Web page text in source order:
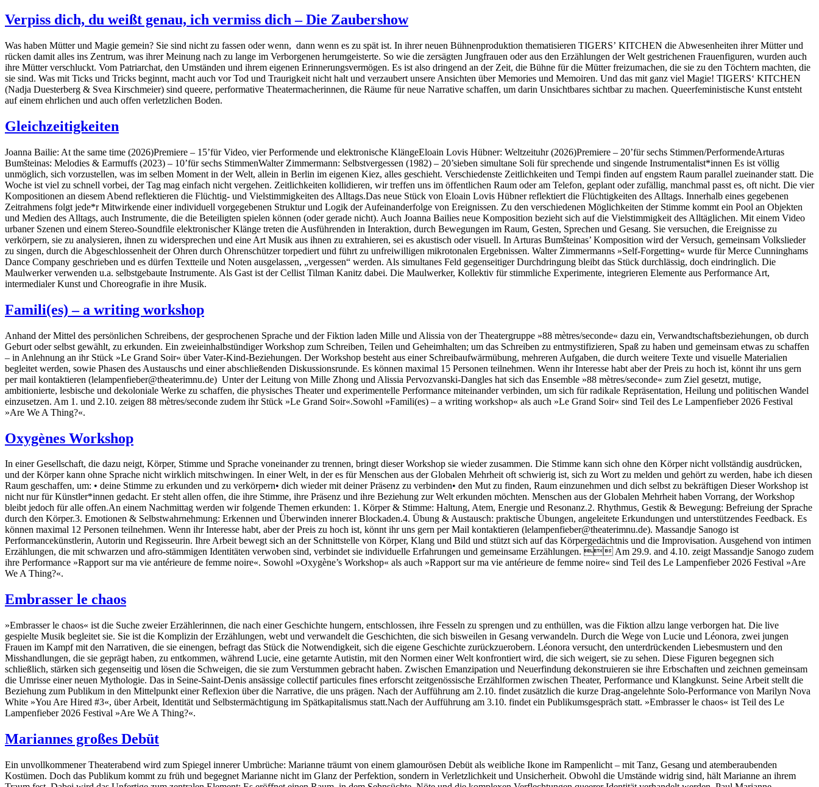
Verpiss dich, du weißt genau, ich vermiss dich – Die Zaubershow
Was haben Mütter und Magie gemein? Sie sind nicht zu fassen oder wenn, dann wenn es zu spät ist. In ihrer neuen Bühnenproduktion thematisieren TIGERS’ KITCHEN die Abwesenheiten ihrer Mütter und
rücken damit alles ins Zentrum, was ihrer Meinung nach zu lange im Verborgenen herumgeisterte. So wie die zersägten Jungfrauen oder aus den Erzählungen der Welt gestrichenen Frauenfiguren, wurden auch
ihre Mütter verschluckt. Vom Patriarchat, den Umständen und ihrem eigenen Erinnerungsvermögen. Es ist also dringend an der Zeit, die Bühne für die Mütter freizumachen, die sie zu den Töchtern machten, die
sie sind. Was mit Ticks und Tricks beginnt, macht auch vor Tod und Traurigkeit nicht halt und verzaubert unsere Ansichten über Memories und Memoiren. Und das mit ganz viel Magie! TIGERS‘ KITCHEN
(Nadja Duesterberg & Svea Kirschmeier) sind queere, performative Theatermacherinnen, die Räume für neue Narrative schaffen, um darin Unsichtbares sichtbar zu machen. Queerfeministische Kunst entsteht
auf einem ehrlichen und auch offen verletzlichen Boden.
Gleichzeitigkeiten
Joanna Bailie: At the same time (2026)Premiere – 15’für Video, vier Performende und elektronische KlängeEloain Lovis Hübner: Weltzeituhr (2026)Premiere – 20’für sechs Stimmen/PerformendeArturas
Bumšteinas: Melodies & Earmuffs (2023) – 10’für sechs StimmenWalter Zimmermann: Selbstvergessen (1982) – 20’sieben simultane Soli für sprechende und singende Instrumentalist*innen Es ist völlig
unmöglich, sich vorzustellen, was im selben Moment in der Welt, allein in Berlin im eigenen Kiez, alles geschieht. Verschiedenste Zeitlichkeiten und Tempi finden auf engstem Raum parallel zueinander statt. Die
Woche ist viel zu schnell vorbei, der Tag mag einfach nicht vergehen. Zeitlichkeiten kollidieren, wir treffen uns im öffentlichen Raum oder am Telefon, geplant oder zufällig, manchmal passt es, oft nicht. Die vier
Kompositionen an diesem Abend reflektieren die Flüchtig- und Vielstimmigkeiten des Alltags.Das neue Stück von Eloain Lovis Hübner reflektiert die Flüchtigkeiten des Alltags. Innerhalb eines gegebenen
Zeitrahmens folgt jede*r Mitwirkende einer individuell vorgegebenen Struktur und Logik der Aufeinanderfolge von Ereignissen. Zu den verschiedenen Möglichkeiten der Stimme kommt ein Pool an Objekten
und Medien des Alltags, auch Instrumente, die die Beteiligten spielen können (oder gerade nicht). Auch Joanna Bailies neue Komposition bezieht sich auf die Vielstimmigkeit des Alltäglichen. Mit einem Video
urbaner Szenen und einem Stereo-Soundfile elektronischer Klänge treten die Ausführenden in Interaktion, durch Bewegungen im Raum, Gesten, Sprechen und Gesang. Sie versuchen, die Ereignisse zu
verkörpern, sie zu analysieren, ihnen zu widersprechen und eine Art Musik aus ihnen zu extrahieren, sei es akustisch oder visuell. In Arturas Bumšteinas’ Komposition wird der Versuch, gemeinsam Volkslieder
zu singen, durch die Abgeschlossenheit der Ohren durch Ohrenschützer torpediert und führt zu unfreiwilligen mikrotonalen Ergebnissen. Walter Zimmermanns »Self-Forgetting« wurde für Merce Cunninghams
Dance Company geschrieben und es dürfen Textteile und Noten ausgelassen, „vergessen“ werden. Als simultanes Feld gegenseitiger Durchdringung bleibt das Stück durchlässig, doch eindringlich. Die
Maulwerker verwenden u.a. selbstgebaute Instrumente. Als Gast ist der Cellist Tilman Kanitz dabei. Die Maulwerker, Kollektiv für stimmliche Experimente, integrieren Elemente aus Performance Art,
intermedialer Kunst und Choreografie in ihre Musik.
Famili(es) – a writing workshop
Anhand der Mittel des persönlichen Schreibens, der gesprochenen Sprache und der Fiktion laden Mille und Alissia von der Theatergruppe »88 mètres/seconde« dazu ein, Verwandtschaftsbeziehungen, ob durch
Geburt oder selbst gewählt, zu erkunden. Ein zweieinhalbstündiger Workshop zum Schreiben, Teilen und Geheimhalten; um das Schreiben zu entmystifizieren, Spaß zu haben und gemeinsam etwas zu schaffen
– in Anlehnung an ihr Stück »Le Grand Soir« über Vater-Kind-Beziehungen. Der Workshop besteht aus einer Schreibaufwärmübung, mehreren Aufgaben, die durch weitere Texte und visuelle Materialien
begleitet werden, sowie Phasen des Austauschs und einer abschließenden Diskussionsrunde. Es können maximal 15 Personen teilnehmen. Wenn ihr Interesse habt aber der Preis zu hoch ist, könnt ihr uns gern
per mail kontaktieren (lelampenfieber@theaterimnu.de) Unter der Leitung von Mille Zhong und Alissia Pervozvanski-Dangles hat sich das Ensemble »88 mètres/seconde« zum Ziel gesetzt, mutige,
ambitionierte, lesbische und dekoloniale Werke zu schaffen, die physisches Theater und experimentelle Performance miteinander verbinden, um sich für radikale Repräsentation, Heilung und politischen Wandel
einzusetzen. Am 1. und 2.10. zeigen 88 mètres/seconde zudem ihr Stück »Le Grand Soir«.Sowohl »Famili(es) – a writing workshop« als auch »Le Grand Soir« sind Teil des Le Lampenfieber 2026 Festival
»Are We A Thing?«.
Oxygènes Workshop
In einer Gesellschaft, die dazu neigt, Körper, Stimme und Sprache voneinander zu trennen, bringt dieser Workshop sie wieder zusammen. Die Stimme kann sich ohne den Körper nicht vollständig ausdrücken,
und der Körper kann ohne Sprache nicht wirklich mitschwingen. In einer Welt, in der es für Menschen aus der Globalen Mehrheit oft schwierig ist, sich zu Wort zu melden und gehört zu werden, habe ich diesen
Raum geschaffen, um: • deine Stimme zu erkunden und zu verkörpern• dich wieder mit deiner Präsenz zu verbinden• den Mut zu finden, Raum einzunehmen und dich selbst zu bekräftigen Dieser Workshop ist
nicht nur für Künstler*innen gedacht. Er steht allen offen, die ihre Stimme, ihre Präsenz und ihre Beziehung zur Welt erkunden möchten. Menschen aus der Globalen Mehrheit haben Vorrang, der Workshop
bleibt jedoch für alle offen.An einem Nachmittag werden wir folgende Themen erkunden: 1. Körper & Stimme: Haltung, Atem, Energie und Resonanz.2. Rhythmus, Gestik & Bewegung: Befreiung der Sprache
durch den Körper.3. Emotionen & Selbstwahrnehmung: Erkennen und Überwinden innerer Blockaden.4. Übung & Austausch: praktische Übungen, angeleitete Erkundungen und unterstützendes Feedback. Es
können maximal 12 Personen teilnehmen. Wenn ihr Interesse habt, aber der Preis zu hoch ist, könnt ihr uns gern per Mail kontaktieren (lelampenfieber@theaterimnu.de). Massandje Sanogo ist
Performancekünstlerin, Autorin und Regisseurin. Ihre Arbeit bewegt sich an der Schnittstelle von Körper, Klang und Bild und stützt sich auf das Körpergedächtnis und die Improvisation. Ausgehend von intimen
Erzählungen, die mit schwarzen und afro-stämmigen Identitäten verwoben sind, verbindet sie individuelle Erfahrungen und gemeinsame Erzählungen.  Am 29.9. and 4.10. zeigt Massandje Sanogo zudem
ihre Performance »Rapport sur ma vie antérieure de femme noire«. Sowohl »Oxygène’s Workshop« als auch »Rapport sur ma vie antérieure de femme noire« sind Teil des Le Lampenfieber 2026 Festival »Are
We A Thing?«.
Embrasser le chaos
»Embrasser le chaos« ist die Suche zweier Erzählerinnen, die nach einer Geschichte hungern, entschlossen, ihre Fesseln zu sprengen und zu enthüllen, was die Fiktion allzu lange verborgen hat. Die live
gespielte Musik begleitet sie. Sie ist die Komplizin der Erzählungen, webt und verwandelt die Geschichten, die sich bisweilen in Gesang verwandeln. Durch die Wege von Lucie und Léonora, zwei jungen
Frauen im Kampf mit den Narrativen, die sie einengen, befragt das Stück die Notwendigkeit, sich die eigene Geschichte zurückzuerobern. Léonora versucht, den unterdrückenden Liebesmustern und den
Misshandlungen, die sie geprägt haben, zu entkommen, während Lucie, eine getarnte Autistin, mit den Normen einer Welt konfrontiert wird, die sich weigert, sie zu sehen. Diese Figuren begegnen sich
schließlich, stärken sich gegenseitig und lösen die Schweigen, die sie zum Verstummen gebracht haben. Zwischen Emanzipation und Neuerfindung dekonstruieren sie ihre Erbschaften und zeichnen gemeinsam
die Umrisse einer neuen Mythologie. Das in Seine-Saint-Denis ansässige collectif particules fines erforscht zeitgenössische Erzählformen zwischen Theater, Performance und Klangkunst. Seine Arbeit stellt die
Beziehung zum Publikum in den Mittelpunkt einer Reflexion über die Narrative, die uns prägen. Nach der Aufführung am 2.10. findet zusätzlich die kurze Drag-angelehnte Solo-Performance von Marilyn Nova
White »You Are Hired #3«, über Arbeit, Identität und Selbstermächtigung im Spätkapitalismus statt.Nach der Aufführung am 3.10. findet ein Publikumsgespräch statt. »Embrasser le chaos« ist Teil des Le
Lampenfieber 2026 Festival »Are We A Thing?«.
Mariannes großes Debüt
Ein unvollkommener Theaterabend wird zum Spiegel innerer Umbrüche: Marianne träumt von einem glamourösen Debüt als weibliche Ikone im Rampenlicht – mit Tanz, Gesang und atemberaubenden
Kostümen. Doch das Publikum kommt zu früh und begegnet Marianne nicht im Glanz der Perfektion, sondern in Verletzlichkeit und Unsicherheit. Obwohl die Umstände widrig sind, hält Marianne an ihrem